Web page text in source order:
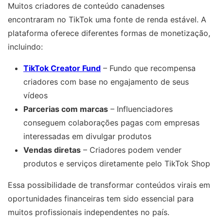
Muitos criadores de conteúdo canadenses
encontraram no TikTok uma fonte de renda estável. A
plataforma oferece diferentes formas de monetização,
incluindo:
TikTok Creator Fund – Fundo que recompensa
criadores com base no engajamento de seus
vídeos
Parcerias com marcas – Influenciadores
conseguem colaborações pagas com empresas
interessadas em divulgar produtos
Vendas diretas – Criadores podem vender
produtos e serviços diretamente pelo TikTok Shop
Essa possibilidade de transformar conteúdos virais em
oportunidades financeiras tem sido essencial para
muitos profissionais independentes no país.